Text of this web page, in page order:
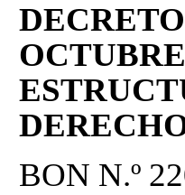
BON N.º